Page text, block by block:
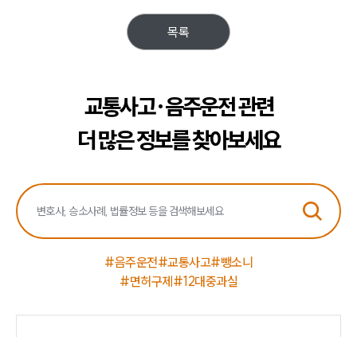
목록
교통사고·음주운전 관련
더 많은 정보를 찾아보세요
#음주운전#교통사고#뺑소니
#면허구제#12대중과실